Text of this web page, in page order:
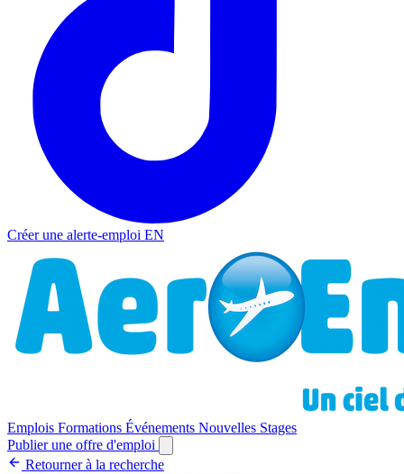
Créer une alerte-emploi EN
Emplois Formations Événements Nouvelles Stages
Publier une offre d'emploi
Retourner à la recherche